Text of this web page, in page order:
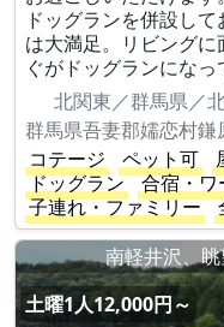
ドッグランを併設し
は大満足。リビング
ぐがドッグランになっ
北関東／群馬県／
群馬県吾妻郡嬬恋村鎌
コテージ
ペット可
ドッグラン
合宿・ワ
子連れ・ファミリー
南軽井沢、
土曜1人12,000円～